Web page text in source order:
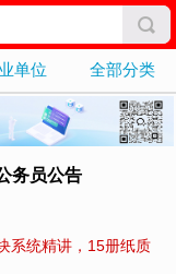
单位 全部分类
务员公告
系统精讲，15册纸质